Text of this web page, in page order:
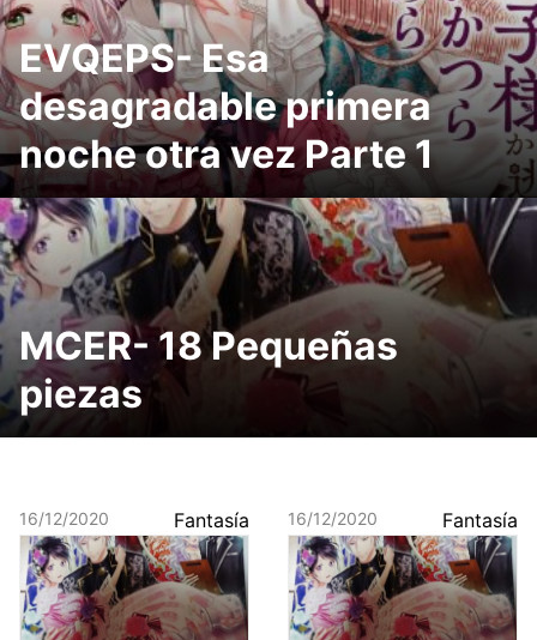
EVQEPS- Esa
desagradable primera
noche otra vez Parte 1
MCER- 18 Pequeñas
piezas
16/12/2020 Fantasía 16/12/2020 Fantasía